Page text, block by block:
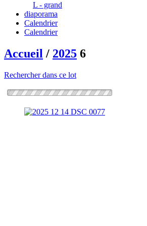
L - grand
diaporama
Calendrier
Calendrier
Accueil / 2025 6
Rechercher dans ce lot